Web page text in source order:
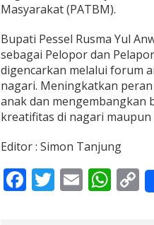
d
k
e
M
a
d
a
a
i
K
Masyarakat (PATBM).
Bupati Pessel Rusma Yul
sebagai Pelopor dan
digencarkan melalui forum
nagari. Meningkatkan
anak dan mengembangkan
kreatifitas di nagari
Editor : Simon Tanjung
F T E W C
o